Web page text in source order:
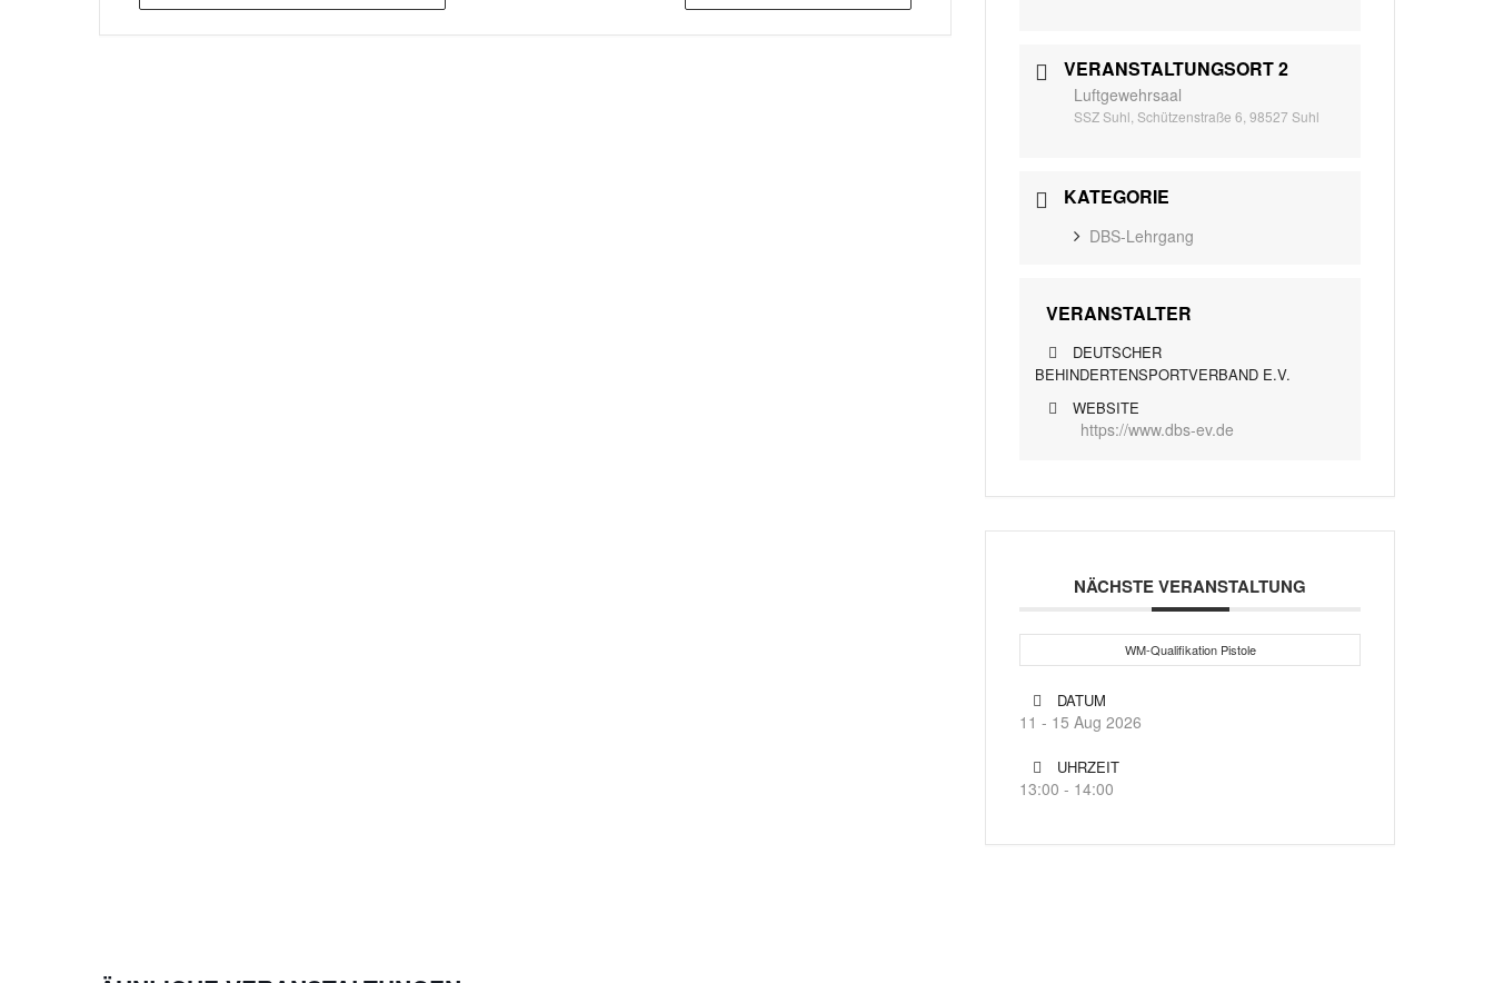
VERANSTALTUNGSORT 2
Luftgewehrsaal
SSZ Suhl, Schützenstraße 6, 98527 Suhl
KATEGORIE
DBS-Lehrgang
VERANSTALTER
DEUTSCHER
BEHINDERTENSPORTVERBAND E.V.
WEBSITE
https://www.dbs-ev.de
NÄCHSTE VERANSTALTUNG
WM-Qualifikation Pistole
DATUM
11 - 15 Aug 2026
UHRZEIT
13:00 - 14:00